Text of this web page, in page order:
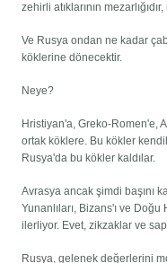
zehirli atıklarının
Ve Rusya ondan ne kadar
köklerine dönecektir.
Neye?
Hristiyan'a, Greko-Romen'e,
ortak köklere. Bu kökler
Rusya'da bu kökler kaldılar.
Avrasya ancak şimdi başını
Yunanlıları, Bizans'ı ve Doğu
ilerliyor. Evet, zikzaklar ve
Rusya, gelenek değerlerini